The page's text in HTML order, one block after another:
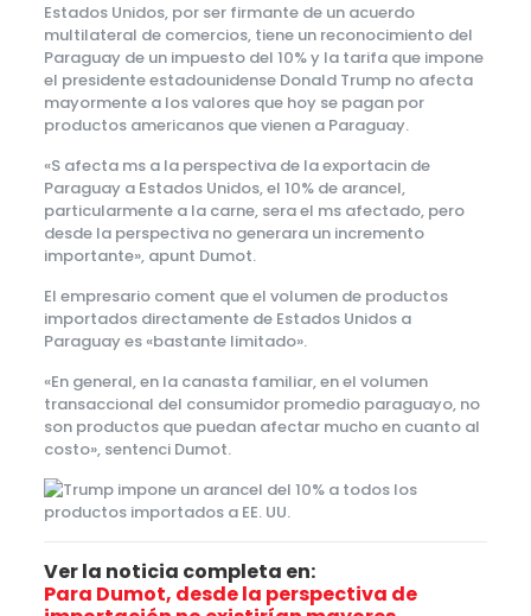
Estados Unidos, por ser firmante de un acuerdo
multilateral de comercios, tiene un reconocimiento del
Paraguay de un impuesto del 10% y la tarifa que impone
el presidente estadounidense Donald Trump no afecta
mayormente a los valores que hoy se pagan por
productos americanos que vienen a Paraguay.
«S afecta ms a la perspectiva de la exportacin de
Paraguay a Estados Unidos, el 10% de arancel,
particularmente a la carne, sera el ms afectado, pero
desde la perspectiva no generara un incremento
importante», apunt Dumot.
El empresario coment que el volumen de productos
importados directamente de Estados Unidos a
Paraguay es «bastante limitado».
«En general, en la canasta familiar, en el volumen
transaccional del consumidor promedio paraguayo, no
son productos que puedan afectar mucho en cuanto al
costo», sentenci Dumot.
Ver la noticia completa en:
Para Dumot, desde la perspectiva de